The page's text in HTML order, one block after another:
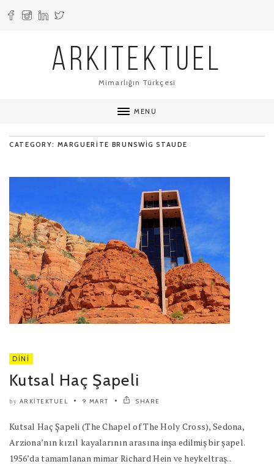
ARKITEKTUEL
Mimarlığın Türkçesi
MENU
CATEGORY: MARGUERITE BRUNSWIG STAUDE
DINI
Kutsal Haç Şapeli
by ARKITEKTUEL 9 MART SHARE
Kutsal Haç Şapeli (The Chapel of The Holy Cross), Sedona,
Arziona’nın kızıl kayalarının arasına inşa edilmiş bir şapel.
1956’da tamamlanan mimar Richard Hein ve heykeltraş..